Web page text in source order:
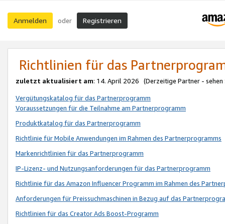
Anmelden oder Registrieren
Richtlinien für das
zuletzt aktualisiert am: 14. April 2026 (Derzeitige Partner - sehen
Vergütungskatalog für das Partnerprogramm
Voraussetzungen für die Teilnahme am Partnerprogramm
Produktkatalog für das Partnerprogramm
Richtlinie für Mobile Anwendungen im Rahmen des Partnerprogramms
Markenrichtlinien für das Partnerprogramm
IP-Lizenz- und Nutzungsanforderungen für das Partnerprogramm
Richtlinie für das Amazon Influencer Programm im Rahmen des
Anforderungen für Preissuchmaschinen in Bezug auf das
Richtlinien für das Creator Ads Boost-Programm